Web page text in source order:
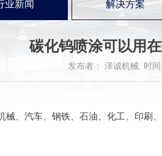
业新闻 解决方案
碳化钨喷涂可以用
发布者： 泽诚机械 时
、汽车、钢铁、石油、化工、印刷、